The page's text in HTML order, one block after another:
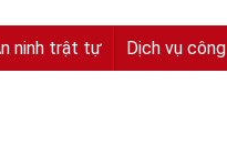
ninh trật tự Dịch vụ công